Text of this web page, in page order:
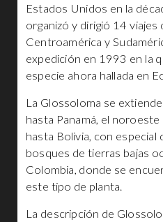
Estados Unidos en la
organizó y dirigió 14 viajes
Centroamérica y
expedición en 1993 en la
especie ahora hallada en
La Glossoloma se
hasta Panamá, el
hasta Bolivia, con especial
bosques de tierras bajas
Colombia, donde se
este tipo de planta.
La descripción de